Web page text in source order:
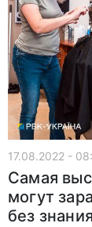
17.08.2022 -
Самая
могут
без